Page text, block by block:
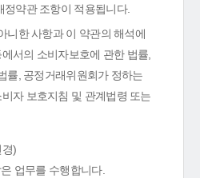
약관 조항이 적용됩니다.
한 사항과 이 약관의 해석에
서의 소비자보호에 관한 법률,
률, 공정거래위원회가 정하는
자 보호지침 및 관계법령 또는
)
업무를 수행합니다.